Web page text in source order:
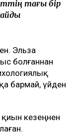
Бұл істі
бәрін өзім
аяқта» деген
«Екінші
тартып